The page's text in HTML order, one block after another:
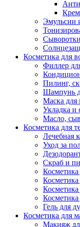
Эмульсии
Косметика для
Филлер
Пилинг,
Шампунь
Маска для
Укладка и
Масло,
Косметика для
Лечебная
Уход за
Скраб и
Косметика
Косметика
Косметика
Гель для
Косметика для
Макияж